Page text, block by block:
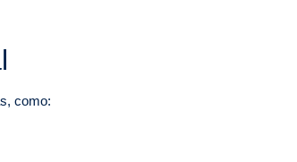
como: